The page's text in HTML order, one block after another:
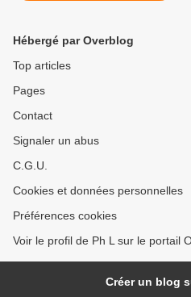
Hébergé par Overblog
Top articles
Pages
Contact
Signaler un abus
C.G.U.
Cookies et données personnelles
Préférences cookies
Voir le profil de Ph L sur le portail
Créer un blog